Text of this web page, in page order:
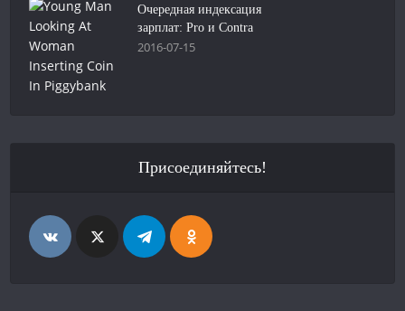
Очередная индексация
зарплат: Pro и Contra
2016-07-15
Присоединяйтесь!